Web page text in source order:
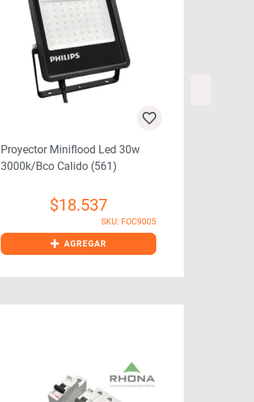
Proyector Miniflood Led 30w
3000k/bco Calido (561)
$18.537
SKU: FOC9005
+ AGREGAR